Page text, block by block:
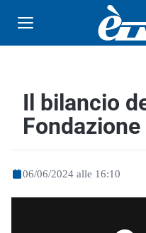
Il bilancio
06/06/2024 alle 16:10